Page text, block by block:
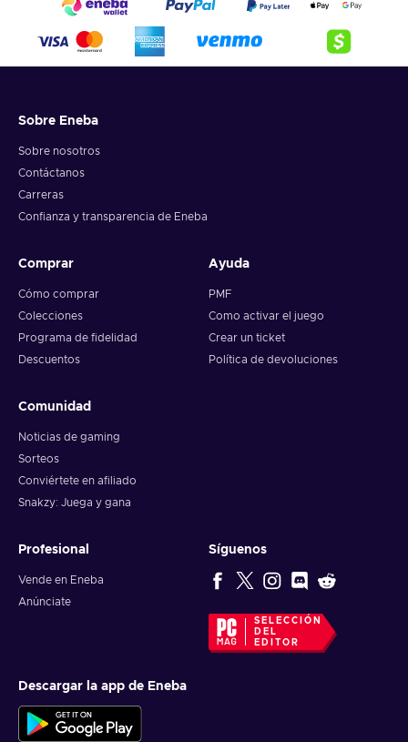
Sobre Eneba
Sobre nosotros
Contáctanos
Carreras
Confianza y transparencia de Eneba
Comprar
Cómo comprar
Colecciones
Programa de fidelidad
Descuentos
Ayuda
PMF
Como activar el juego
Crear un ticket
Política de devoluciones
Comunidad
Noticias de gaming
Sorteos
Conviértete en afiliado
Snakzy: Juega y gana
Profesional
Vende en Eneba
Anúnciate
Síguenos
SELECCIÓN
DEL
EDITOR
Descargar la app de Eneba